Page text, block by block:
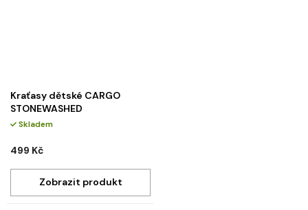
Kraťasy dětské CARGO
STONEWASHED
Skladem
499 Kč